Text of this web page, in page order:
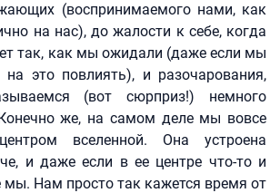
(воспринимаемого нами, как
на нас), до жалости к себе, когда
так, как мы ожидали (даже если мы
это повлиять), и разочарования,
(вот сюрприз!) немного
же, на самом деле мы вовсе
вселенной. Она устроена
и даже если в ее центре что-то и
мы. Нам просто так кажется время от